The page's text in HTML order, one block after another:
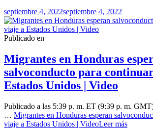
septiembre 4, 2022septiembre 4, 2022
Publicado en
Migrantes en Honduras
salvoconducto para
Estados Unidos | Video
Publicado a las 5:39 p. m. ET (9:39 p. m.
… Migrantes en Honduras esperan
viaje a Estados Unidos | VideoLeer más